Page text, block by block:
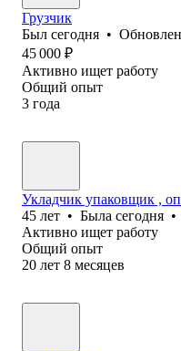
Грузчик
Был сегодня •
45 000 ₽
Активно ищет работу
Общий опыт
3 года
Укладчик упаковщик ,
45 лет • Была сегодня •
Активно ищет работу
Общий опыт
20 лет 8 месяцев